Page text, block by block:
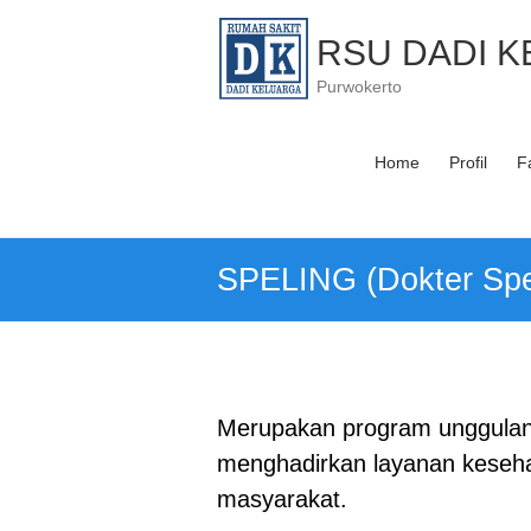
RSU DADI
Purwokerto
Home Profil
SPELING (Dokter
Merupakan program
menghadirkan layanan
masyarakat.